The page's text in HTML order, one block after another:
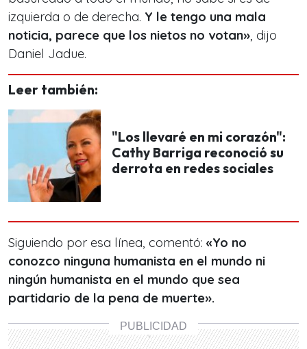
izquierda o de derecha. Y le tengo una mala
noticia, parece que los nietos no votan», dijo
Daniel Jadue.
Leer también:
"Los llevaré en mi corazón":
Cathy Barriga reconoció su
derrota en redes sociales
Siguiendo por esa línea, comentó: «Yo no
conozco ninguna humanista en el mundo ni
ningún humanista en el mundo que sea
partidario de la pena de muerte».